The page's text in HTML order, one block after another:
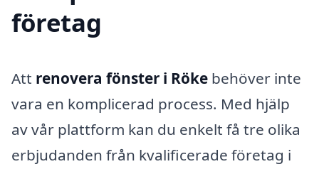
företag
Att renovera fönster i Röke behöver inte
vara en komplicerad process. Med hjälp
av vår plattform kan du enkelt få tre olika
erbjudanden från kvalificerade företag i